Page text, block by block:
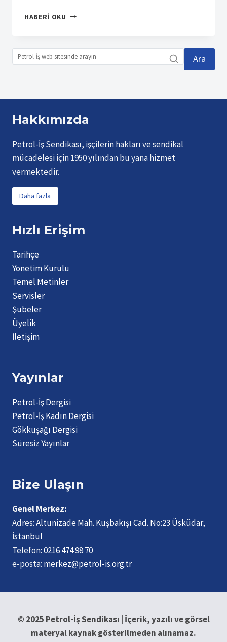
HABERI OKU SUMITOMO
KAYA
Ara
Hakkımızda
Petrol-İş Sendikası, işçilerin hakları ve sendikal
mücadelesi için 1950 yılından bu yana hizmet
vermektedir.
Daha fazla
Hızlı Erişim
Tarihçe
Yönetim Kurulu
Temel Metinler
Servisler
Şubeler
Üyelik
İletişim
Yayınlar
Petrol-İş Dergisi
Petrol-İş Kadın Dergisi
Gökkuşağı Dergisi
Süresiz Yayınlar
Bize Ulaşın
Genel Merkez:
Adres:Altunizade Mah. Kuşbakışı Cad. No:23 Üsküdar,
İstanbul
Telefon:0216 474 98 70
e-posta: merkez@petrol-is.org.tr
© 2025 Petrol-İş Sendikası | İçerik, yazılı ve görsel
materyal kaynak gösterilmeden alınamaz.